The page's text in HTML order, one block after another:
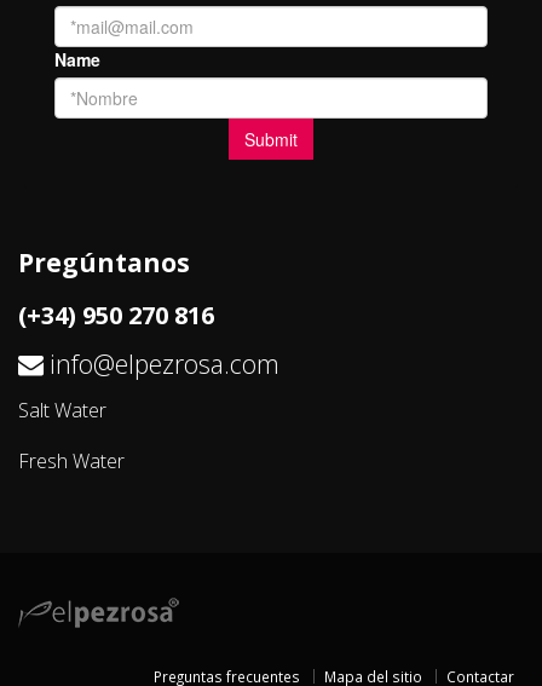
Pregúntanos
(+34) 950 270 816
info@elpezrosa.com
Salt Water
Fresh Water
Preguntas frecuentes Mapa del sitio Contactar